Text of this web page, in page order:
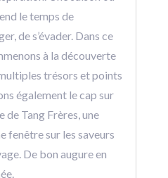
le temps de
de s’évader. Dans ce
à la découverte
trésors et points
également le cap sur
de Tang Frères, une
fenêtre sur les saveurs
De bon augure en